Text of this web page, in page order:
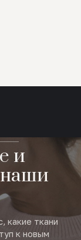
и
какие ткани
к новым